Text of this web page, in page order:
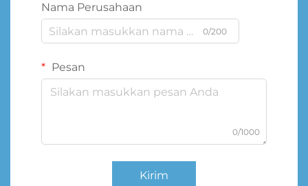
Nama Perusahaan
0/200
Pesan
0/1000
Kirim